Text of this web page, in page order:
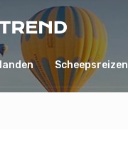
Scheepsreizen